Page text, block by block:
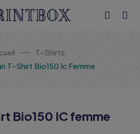
T-Shirts
T-Shirt Bio150 Ic Femme
Bio150 IC femme